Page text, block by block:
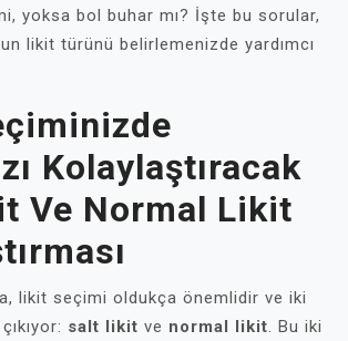
yoksa bol buhar mı? İşte bu sorular,
likit türünü belirlemenizde yardımcı
Kolaylaştıracak
Ve Normal Likit
likit seçimi oldukça önemlidir ve iki
salt likit ve normal likit. Bu iki